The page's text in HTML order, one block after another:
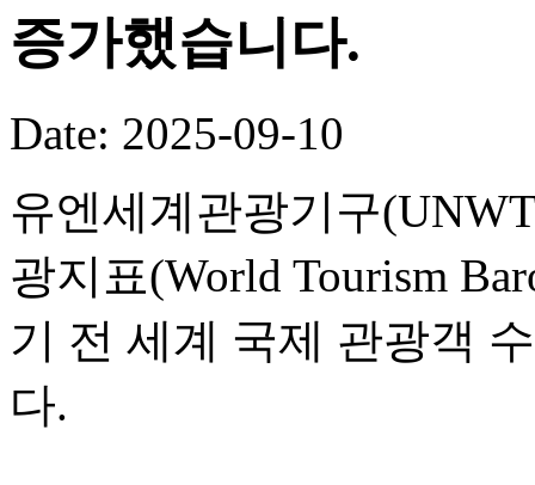
증가했습니다.
Date: 2025-09-10
유엔세계관광기구
광지표(World Tourism
기 전 세계 국제 관광객
다.